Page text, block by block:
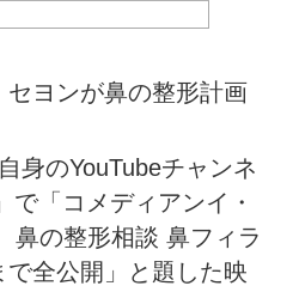
セヨンが鼻の整形計画
身のYouTubeチャンネ
で「コメディアンイ・
鼻の整形相談 鼻フィラ
全公開」と題した映